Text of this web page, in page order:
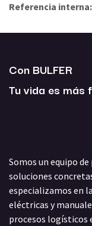
Referencia interna:
Con BULFER
Tu vida es más
Somos un equipo
soluciones
especializamos en
eléctricas y
procesos logísticos